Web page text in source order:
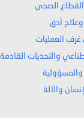
الصحي
والتحديات القادمة